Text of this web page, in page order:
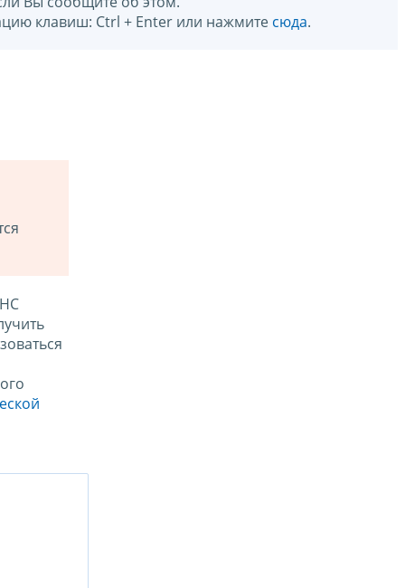
клавиш: Ctrl + Enter или нажмите сюда.